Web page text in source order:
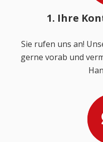
1. Ihre
Sie rufen uns an!
gerne vorab und